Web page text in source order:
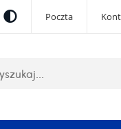
nawigację
do
treści
Poczta